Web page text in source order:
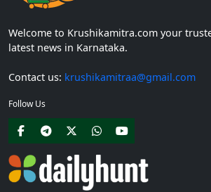
Welcome to Krushikamitra.com your
latest news in Karnataka.
Contact us: krushikamitraa@gmail.com
Follow Us